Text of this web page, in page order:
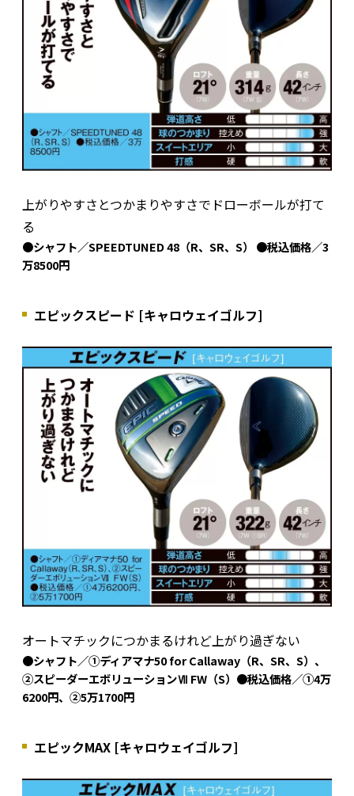
上がりやすさとつかまりやすさでドローボールが打て
る
●シャフト／SPEEDTUNED 48（R、SR、S） ●税込価格／3
万8500円
エピックスピード [キャロウェイゴルフ]
オートマチックにつかまるけれど上がり過ぎない
●シャフト／①ディアマナ50 for Callaway（R、SR、S）、
②スピーダーエボリューションⅦ FW（S）●税込価格／①4万
6200円、②5万1700円
エピックMAX [キャロウェイゴルフ]